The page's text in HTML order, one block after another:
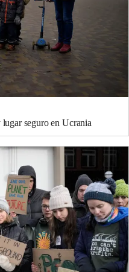
lugar seguro en Ucrania